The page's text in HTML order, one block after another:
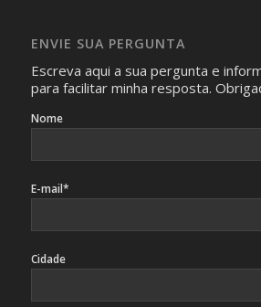
identificação da pessoa fotografada.
ENVIE SUA PERGUNTA
Escreva aqui a sua pergunta e
para facilitar minha resposta.
Nome
E-mail*
Cidade